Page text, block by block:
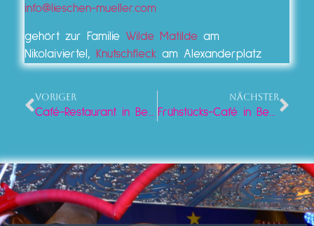
info@lieschen-mueller.com
gehört zur Familie Wilde Matilde am
Nikolaiviertel,
Knutschfleck am Alexanderplatz
VORIGER
Café-Restaurant in Berlin
NÄCHSTER
Frühstücks-Café in Berlin